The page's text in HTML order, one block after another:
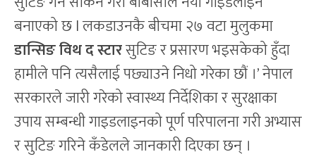
बनाएको छ l लकडाउनकै बीचमा २७ वटा मुलुकमा
डान्सिङ विथ द स्टारसुटिङ र प्रसारण भइसकेको हुँदा
हामीले पनि त्यसैलाई पछ्याउने निधो गरेका छौं ।’ नेपाल
सरकारले जारी गरेको स्वास्थ्य निर्देशिका र सुरक्षाका
उपाय सम्बन्धी गाइडलाइनको पूर्ण परिपालना गरी अभ्यास
र सुटिङ गरिने कँडेलले जानकारी दिएका छन् ।